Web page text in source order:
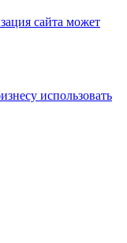
сайта может
использовать